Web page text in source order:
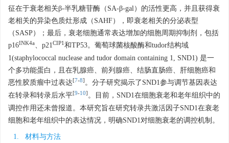
征在于衰老相关β-半乳糖苷酶（SA-β-gal）的活性更高，并且获得衰
老相关的异染色质灶形成（SAHF），即衰老相关的分泌表型
（SASP）；最后，衰老细胞通常表达增加的细胞周期抑制剂，包括
p16INK4a、p21CIP1和TP53。葡萄球菌核酸酶和tudor结构域
1(staphylococcal nuclease and tudor domain containing 1, SND1) 是一
个多功能蛋白，且在乳腺癌、前列腺癌、结肠直肠癌、肝细胞癌和
恶性胶质瘤中过表达[7-8] 。分子研究揭示了SND1参与调节基因表达
在转录和转录后水平[9-10] 。目前，SND1在细胞衰老和老年组织中的
调控作用还未曾报道。本研究旨在研究转录共激活因子SND1在衰老
细胞和老年组织中的表达情况，明确SND1对细胞衰老的调控机制。
1. 材料与方法